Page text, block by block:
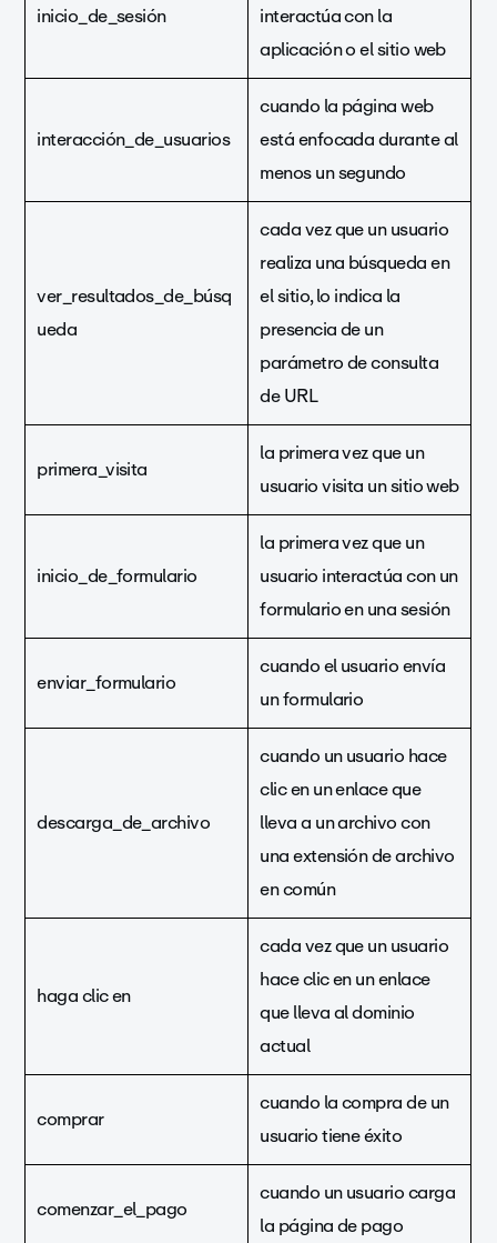
inicio_de_sesión
interactúa con la
aplicación o el sitio web
interacción_de_usuarios
cuando la página web
está enfocada durante al
menos un segundo
ver_resultados_de_búsq
ueda
cada vez que un usuario
realiza una búsqueda en
el sitio, lo indica la
presencia de un
parámetro de consulta
de URL
primera_visita
la primera vez que un
usuario visita un sitio web
inicio_de_formulario
la primera vez que un
usuario interactúa con un
formulario en una sesión
enviar_formulario
cuando el usuario envía
un formulario
descarga_de_archivo
cuando un usuario hace
clic en un enlace que
lleva a un archivo con
una extensión de archivo
en común
haga clic en
cada vez que un usuario
hace clic en un enlace
que lleva al dominio
actual
comprar
cuando la compra de un
usuario tiene éxito
comenzar_el_pago
cuando un usuario carga
la página de pago